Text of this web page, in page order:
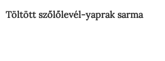
Töltött szőlőlevél-yaprak sarma